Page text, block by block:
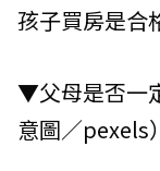
孩子買房是合
▼父母是否一
意圖／pexels）